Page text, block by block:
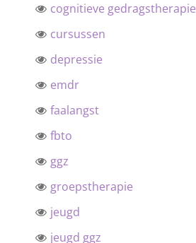
cognitieve gedragstherapie
cursussen
depressie
emdr
faalangst
fbto
ggz
groepstherapie
jeugd
jeugd ggz